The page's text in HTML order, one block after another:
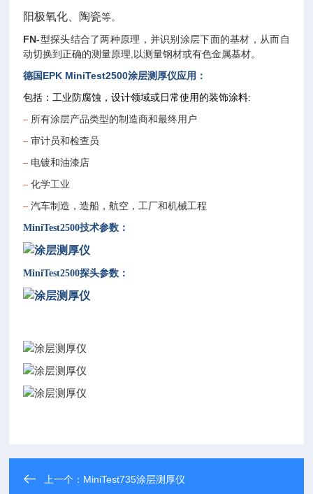
阳极氧化、 陶瓷等。
FN-型探头结合了两种原理，并识别涂层下面的基材，从而自
动切换到正确的测量原理,以测量钢材或有色金属基材。
德国EPK MiniTest2500涂层测厚仪应用：
包括： 工业防腐蚀，设计领域或日常使用的装饰涂料:
– 所有涂层产品类型的制造商和最终用户
–审计员和检查员
– 电镀和油漆店
–化学工业
–汽车制造，造船，航空，工厂和机械工程
MiniTest2500技术参数：
MiniTest2500探头参数：
上一个： MiniTest735涂层测厚仪